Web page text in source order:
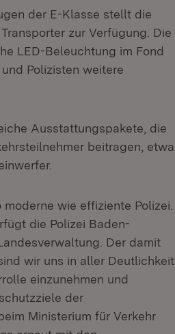
der E-Klasse stellt die
zur Verfügung. Die
LED-Beleuchtung im Fond
Polizisten weitere
Ausstattungspakete, die
beitragen, etwa
wie effiziente Polizei.
die Polizei Baden-
Der damit
wir uns in aller Deutlichkeit
einzunehmen und
der
Ministerium für Verkehr